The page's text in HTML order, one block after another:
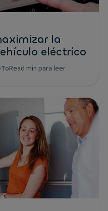
la
eléctrico
min para leer